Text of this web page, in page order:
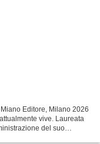
Editore, Milano 2026
vive. Laureata
del suo